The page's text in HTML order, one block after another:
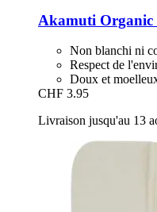
Akamuti Organic
Non blanchi ni
Respect de
Doux et
CHF 3.95
Livraison jusqu'au 13